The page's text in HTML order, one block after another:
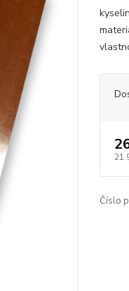
21
Číslo